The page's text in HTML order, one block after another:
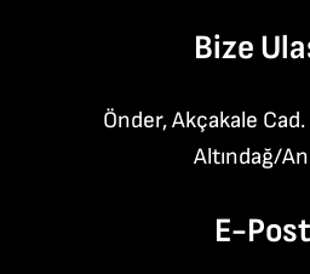
Bize
Önder, Akçakale
Altındağ/
E-